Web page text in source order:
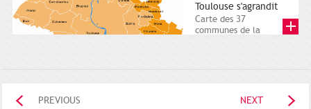
Toulouse s'agrandit
Carte des 37
communes de la
PREVIOUS NEXT